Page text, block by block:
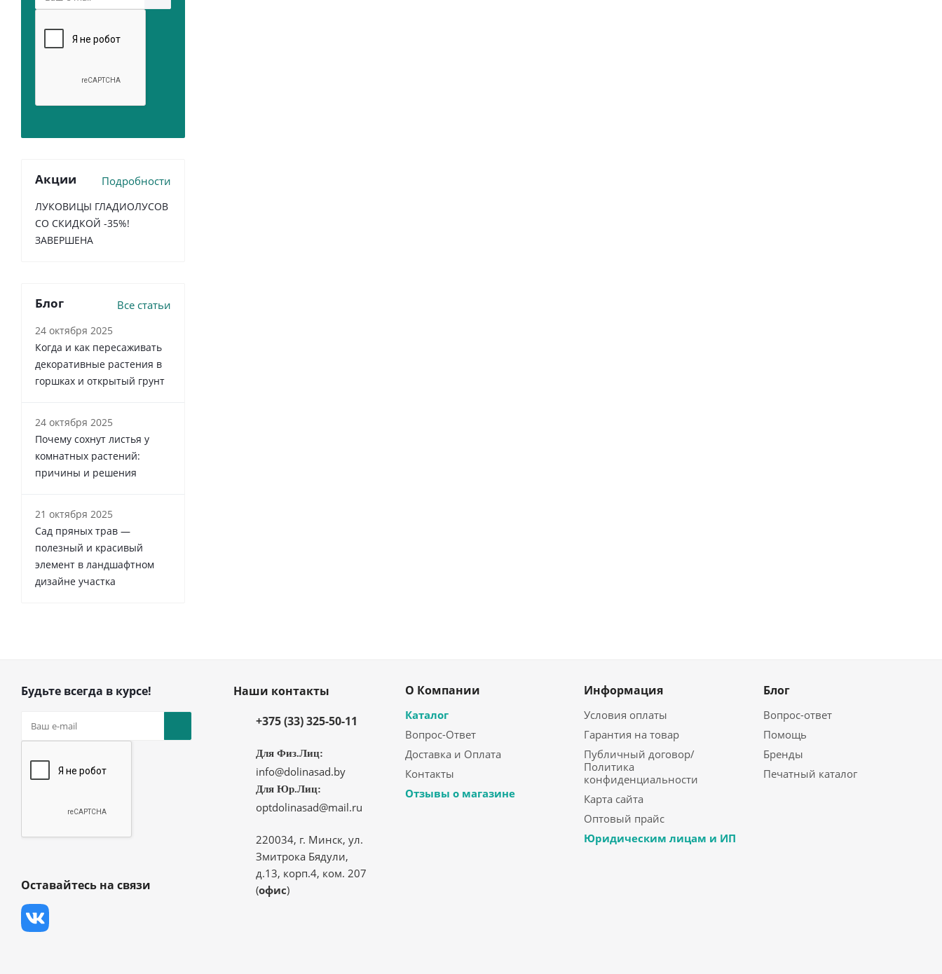
Акции Подробности
ЛУКОВИЦЫ ГЛАДИОЛУСОВ
СО СКИДКОЙ -35%!
ЗАВЕРШЕНА
Блог Все статьи
24 октября 2025
Когда и как пересаживать
декоративные растения в
горшках и открытый грунт
24 октября 2025
Почему сохнут листья у
комнатных растений:
причины и решения
21 октября 2025
Сад пряных трав —
полезный и красивый
элемент в ландшафтном
дизайне участка
Будьте всегда в курсе!
Оставайтесь на связи
Наши контакты
+375 (33) 325-50-11
Для Физ.Лиц:
info@dolinasad.by
Для Юр.Лиц:
optdolinasad@mail.ru
220034, г. Минск, ул.
Змитрока Бядули,
д.13, корп.4, ком. 207
(офис)
О Компании
Каталог
Вопрос-Ответ
Доставка и Оплата
Контакты
Отзывы о магазине
Информация
Условия оплаты
Гарантия на товар
Публичный договор/
Политика
конфиденциальности
Карта сайта
Оптовый прайс
Юридическим лицам и ИП
Блог
Вопрос-ответ
Помощь
Бренды
Печатный каталог